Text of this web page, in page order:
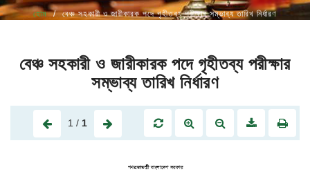
হোম বেঞ্চ সহকারী ও জারীকারক পদে গৃহীতব্য পরীক্ষার সম্ভাব্য তারিখ নির্ধারণ
বেঞ্চ সহকারী ও জারীকারক পদে গৃহীতব্য পরীক্ষার
সম্ভাব্য তারিখ নির্ধারণ
1 / 1